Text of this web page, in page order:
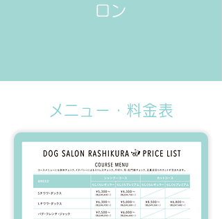
ロン
​メニュー・料金表